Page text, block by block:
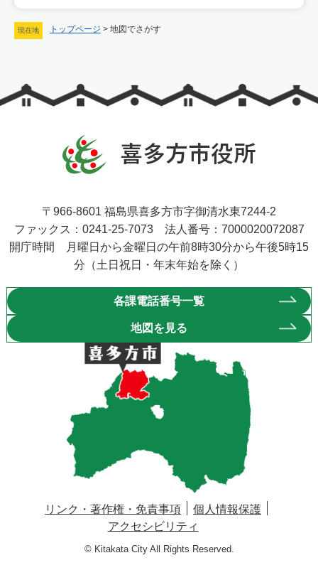
現在地 トップページ > 地図でさがす
〒966-8601 福島県喜多方市字御清水東7244-2
ファックス：0241-25-7073 法人番号：7000020072087
開庁時間 月曜日から金曜日の午前8時30分から午後5時15
分（土日祝日・年末年始を除く）
各課電話番号一覧
地図を見る
リンク・著作権・免責事項
個人情報保護
アクセシビリティ
© Kitakata City All Rights Reserved.